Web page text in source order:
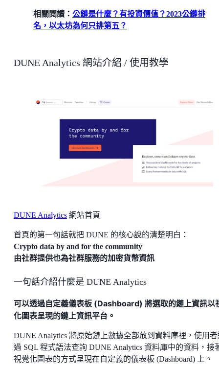
相關閱讀： 公鏈是什麼？有投資價值？2023公鏈排
名，以太坊為何只排第五？
DUNE Analytics 網站介紹 / 使用教學
DUNE Analytics 網站首頁
首頁的第一句話就把 DUNE 的核心說的清楚明白：
Crypto data by and for the community
由社群提供也為社群服務的加密貨幣資訊
一句話介紹什麼是 DUNE Analytics
可以透過自定義儀表板 (Dashboard) 將選取的鏈上資訊以
化圖表呈現的鏈上資訊平台。
DUNE Analytics 將原始鏈上數據全部放到資料庫裡，使用者
過 SQL 程式語法查詢 DUNE Analytics 資料庫中的資料，接
視覺化圖表的方式呈現在自定義的儀表板 (Dashboard) 上。